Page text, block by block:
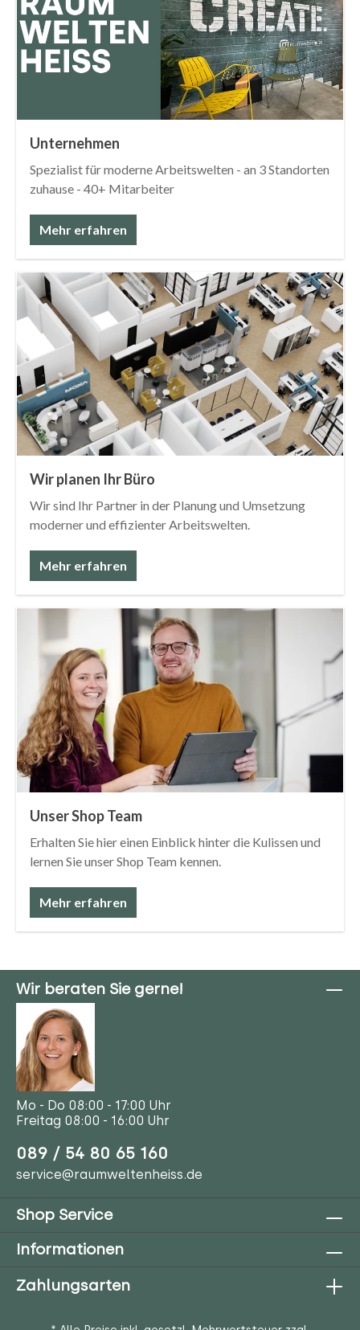
Unternehmen
Spezialist für moderne Arbeitswelten - an 3 Standorten
zuhause - 40+ Mitarbeiter
Mehr erfahren
Wir planen Ihr Büro
Wir sind Ihr Partner in der Planung und Umsetzung
moderner und effizienter Arbeitswelten.
Mehr erfahren
Unser Shop Team
Erhalten Sie hier einen Einblick hinter die Kulissen und
lernen Sie unser Shop Team kennen.
Mehr erfahren
Wir beraten Sie gerne!
Mo - Do 08:00 - 17:00 Uhr
Freitag 08:00 - 16:00 Uhr
089 / 54 80 65 160
service@raumweltenheiss.de
Shop Service
Informationen
Zahlungsarten